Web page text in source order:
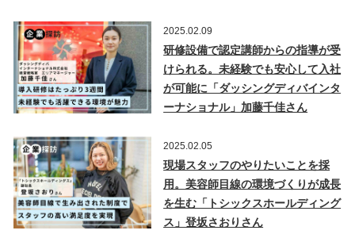
2025.02.09
研修設備で認定講師からの指導が受
けられる。未経験でも安心して入社
が可能に「ダッシングディバインタ
ーナショナル」加藤千佳さん
2025.02.05
現場スタッフのやりたいことを採
用。美容師目線の環境づくりが成長
を生む「トシックスホールディング
ス」登坂さおりさん